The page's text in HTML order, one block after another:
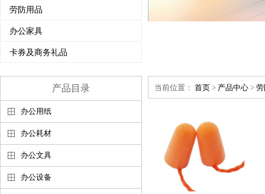
劳防用品
办公家具
卡券及商务礼品
产品目录
办公用纸
办公耗材
办公文具
办公设备
当前位置： 首页 > 产品中心 >